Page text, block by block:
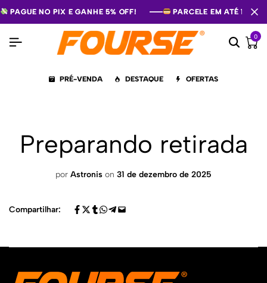
PAGUE NO PIX E GANHE 5% OFF! PARCELE EM ATÉ 12X
PAGUE NO PIX E GANHE 5% OFF! PARCELE EM ATÉ 12X
PAGUE NO PIX E GANHE 5% OFF! PARCELE EM ATÉ 12X
0
PRÉ-VENDA DESTAQUE OFERTAS
Preparando retirada
por Astronis on 31 de dezembro de 2025
Compartilhar: